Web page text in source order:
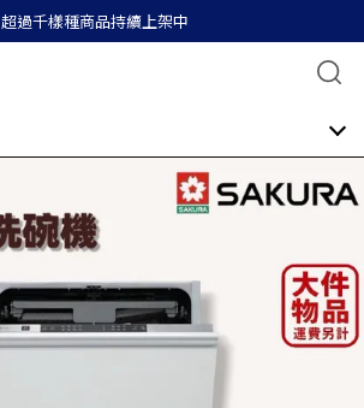
超過千樣種商品持續上架中